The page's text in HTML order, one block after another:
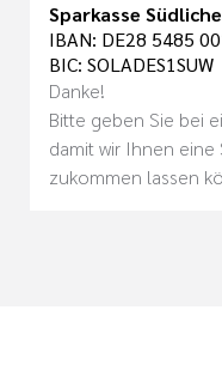
Sparkasse
IBAN: DE28 5485
BIC: SOLADES1SUW
Danke!
Bitte geben Sie bei
damit wir Ihnen
zukommen lassen